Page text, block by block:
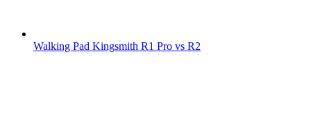
Walking Pad Kingsmith R1 Pro vs R2